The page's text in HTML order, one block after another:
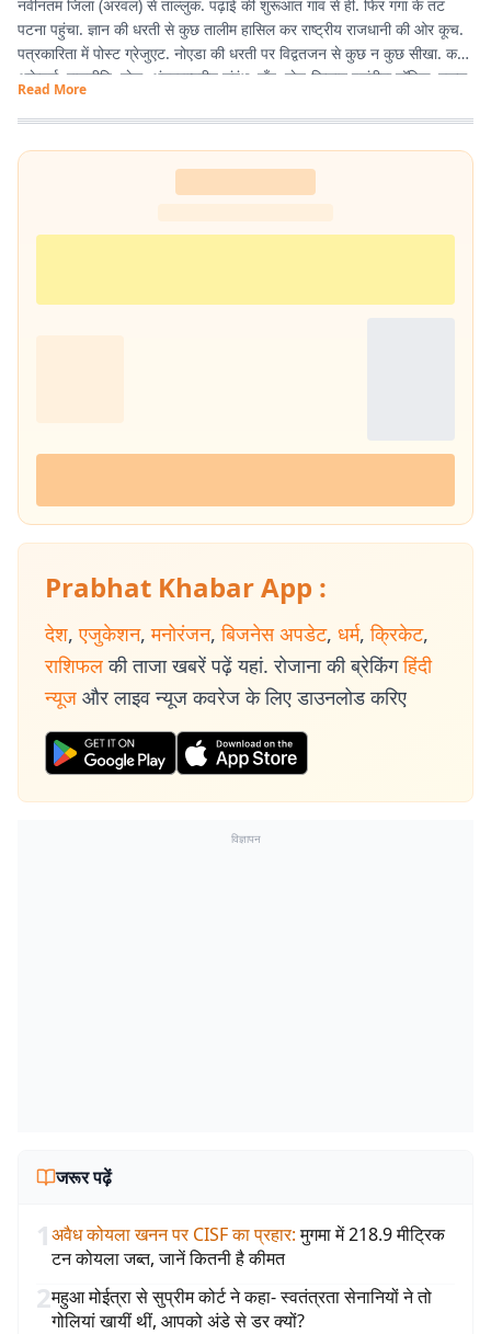
नवीनतम जिला (अरवल) से ताल्लुक. पढ़ाई की शुरूआत गांव से ही. फिर गंगा के तट
पटना पहुंचा. ज्ञान की धरती से कुछ तालीम हासिल कर राष्ट्रीय राजधानी की ओर कूच.
पत्रकारिता में पोस्ट ग्रेजुएट. नोएडा की धरती पर विद्वतजन से कुछ न कुछ सीखा. करंट
अफ़ेयर्स, राजनीति, खेल, अंतरराष्ट्रीय संबंध, गाँव, खेत-किसान पसंदीदा टॉपिक. स्कूल,
कॉलेज युनिवर्सिटी में यूथ से गपशप करना एनर्जी का अतिरिक्त स्रोत. साल 2020 में
नोएडा से शुरू हुई इस लेखन यात्रा कलम, डेस्कटॉप, लैपटॉप के की-बोर्ड से होते हुए
स्मार्ट फोन तक पहुंच गयी. ज्यों-ज्यों उम्र बढ़ रही है, सीखने, पढ़ने, लिखने की भूख भी
Read More
Prabhat Khabar App :
देश, एजुकेशन, मनोरंजन, बिजनेस अपडेट, धर्म, क्रिकेट,
राशिफल की ताजा खबरें पढ़ें यहां. रोजाना की ब्रेकिंग हिंदी
न्यूज और लाइव न्यूज कवरेज के लिए डाउनलोड करिए
विज्ञापन
जरूर पढ़ें
1अवैध कोयला खनन पर CISF का प्रहार: मुगमा में 218.9 मीट्रिक
टन कोयला जब्त, जानें कितनी है कीमत
2महुआ मोईत्रा से सुप्रीम कोर्ट ने कहा- स्वतंत्रता सेनानियों ने तो
गोलियां खायीं थीं, आपको अंडे से डर क्यों?